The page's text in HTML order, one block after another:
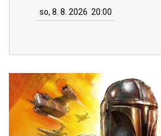
so, 8. 8. 2026 20:00